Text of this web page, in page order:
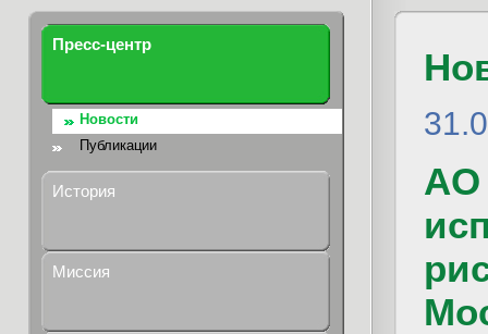
Пресс-центр
Новости
Публикации
История
Миссия
АО